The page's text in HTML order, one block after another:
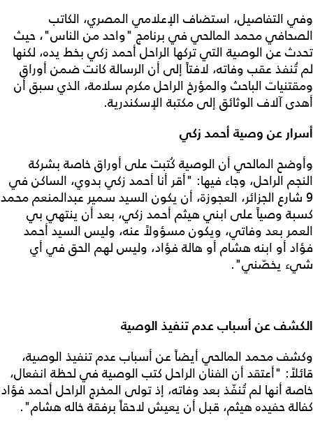
وفي التفاصيل، استضاف الإعلامي المصري، الكاتب
الصحافي محمد المالحي في برنامج "واحد من الناس"، حيث
تحدث عن الوصية التي تركها الراحل أحمد زكي بخط يده، لكنها
لم تُنفذ عقب وفاته، لافتاً إلى أن الرسالة كانت ضمن أوراق
ومقتنيات الباحث والمؤرخ الراحل مكرم سلامة، الذي سبق أن
أهدى آلاف الوثائق إلى مكتبة الإسكندرية.
أسرار عن وصية أحمد زكي
وأوضح المالحي أن الوصية كُتبت على أوراق خاصة بشركة
النجم الراحل، وجاء فيها: "أقر أنا أحمد زكي بدوي، الساكن في
9 شارع الجزائر، العجوزة، أن يكون السيد سمير عبدالمنعم محمد
كسبة وصياً على ابني هيثم أحمد زكي، بعد أن ينتهي بي
العمر بعد وفاتي، ويكون مسؤولاً عنه، وليس السيد أحمد
فؤاد أو ابنه هشام أو هالة فؤاد، وليس لهم الحق في أي
شيء يخصّني".
الكشف عن أسباب عدم تنفيذ الوصية
وكشف محمد المالحي أيضاً عن أسباب عدم تنفيذ الوصية،
قائلاً: "أعتقد أن الفنان الراحل كتب الوصية في لحظة انفعال،
خاصة أنها لم تُنفّذ بعد وفاته، إذ تولى المخرج الراحل أحمد فؤاد
كفالة حفيده هيثم، قبل أن يعيش لاحقاً برفقة خاله هشام".